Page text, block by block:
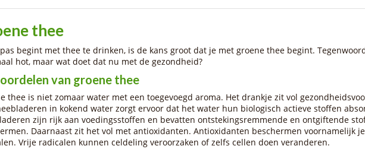
thee
begint met thee te drinken, is de kans groot dat je met groene thee begint.
hot, maar wat doet dat nu met de gezondheid?
van groene thee
thee is niet zomaar water met een toegevoegd aroma. Het drankje zit vol
in kokend water zorgt ervoor dat het water hun biologisch actieve stoffen
zijn rijk aan voedingsstoffen en bevatten ontstekingsremmende en ontgiftende
Daarnaast zit het vol met antioxidanten. Antioxidanten beschermen voornamelijk
Vrije radicalen kunnen celdeling veroorzaken of zelfs cellen doen veranderen.